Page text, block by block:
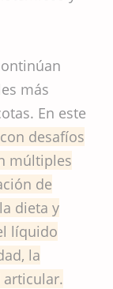
más
En este
desafíos
múltiples
de
dieta y
líquido
la
articular.